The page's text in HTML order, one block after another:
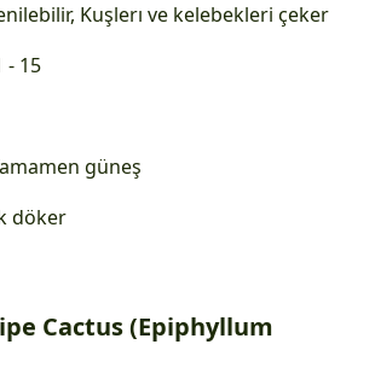
Kuşlerı ve kelebekleri çeker
- 15
güneş
döker
Cactus (Epiphyllum